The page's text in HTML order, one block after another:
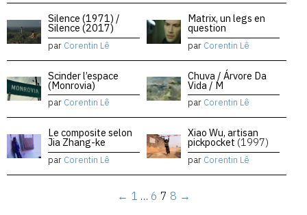
Silence (1971) /
Silence (2017)
par Corentin Lê
Matrix, un legs en
question
par Corentin Lê
Scinder l’espace
(Monrovia)
par Corentin Lê
Chuva / Árvore Da
Vida / M
par Corentin Lê
Le composite selon
Jia Zhang-ke
par Corentin Lê
Xiao Wu, artisan
pickpocket (1997)
par Corentin Lê
← 1 … 6 7 8 →